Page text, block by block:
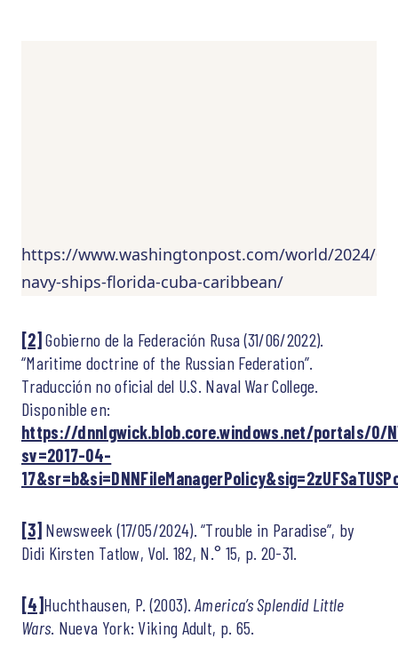
https://www.washingtonpost.com/world/2024/
navy-ships-florida-cuba-caribbean/
[2] Gobierno de la Federación Rusa (31/06/2022).
“Maritime doctrine of the Russian Federation”.
Traducción no oficial del U.S. Naval War College.
Disponible en:
https://dnnlgwick.blob.core.windows.net/portals/0/
sv=2017-04-
[3] Newsweek (17/05/2024). “Trouble in Paradise”, by
Didi Kirsten Tatlow, Vol. 182, N.° 15, p. 20-31.
[4]Huchthausen, P. (2003).America’s Splendid Little
Wars. Nueva York: Viking Adult, p. 65.